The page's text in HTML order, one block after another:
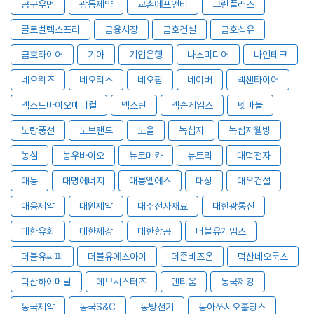
공구우먼 광동제약 교촌에프앤비 그린플러스
글로벌텍스프리 금융시장 금호건설 금호석유
금호타이어 기아 기업은행 나스미디어 나인테크
네오위즈 네오티스 네오팜 네이버 넥센타이어
넥스트바이오메디컬 넥스틴 넥슨게임즈 넷마블
노랑풍선 노브랜드 노을 녹십자 녹십자웰빙
농심 농우바이오 뉴로메카 뉴트리 대덕전자
대동 대명에너지 대봉엘에스 대상 대우건설
대웅제약 대원제약 대주전자재료 대한광통신
대한유화 대한제강 대한항공 더블유게임즈
더블유씨피 더블유에스아이 더존비즈온 덕산네오룩스
덕산하이메탈 데브시스터즈 덴티움 동국제강
동국제약 동국S&C 동방선기 동아쏘시오홀딩스